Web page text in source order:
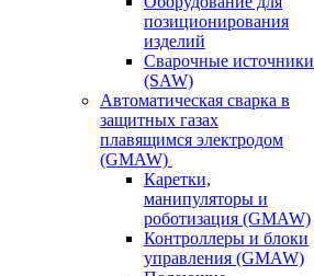
позиционирования
изделий
Сварочные источники
(SAW)
Автоматическая сварка в
защитных газах
плавящимся электродом
(GMAW)
Каретки,
манипуляторы и
роботизация (GMAW)
Контроллеры и блоки
управления (GMAW)